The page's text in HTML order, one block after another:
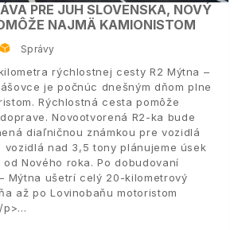
PRE JUH SLOVENSKA, NOVÝ
NAJMÄ KAMIONISTOM
Správy
rýchlostnej cesty R2 Mýtna –
je počnúc dnešným dňom plne
Rýchlostná cesta pomôže
Novootvorená R2-ka bude
diaľničnou známkou pre vozidlá
vozidlá nad 3,5 tony plánujeme úsek
Nového roka. Po dobudovaní
Mýtna ušetrí celý 20-kilometrový
až po Lovinobaňu motoristom
p>